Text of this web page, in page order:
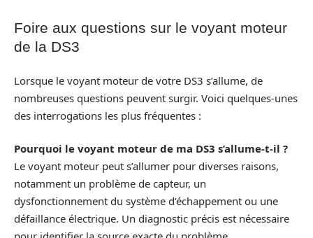
Foire aux questions sur le voyant moteur
de la DS3
Lorsque le voyant moteur de votre DS3 s’allume, de
nombreuses questions peuvent surgir. Voici quelques-unes
des interrogations les plus fréquentes :
Pourquoi le voyant moteur de ma DS3 s’allume-t-il ?
Le voyant moteur peut s’allumer pour diverses raisons,
notamment un problème de capteur, un
dysfonctionnement du système d’échappement ou une
défaillance électrique. Un diagnostic précis est nécessaire